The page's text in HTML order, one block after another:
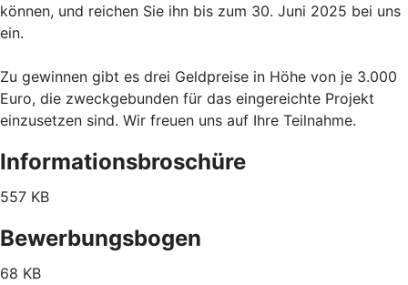
können, und reichen Sie ihn bis zum 30. Juni 2025 bei uns
ein.
Zu gewinnen gibt es drei Geldpreise in Höhe von je 3.000
Euro, die zweckgebunden für das eingereichte Projekt
einzusetzen sind. Wir freuen uns auf Ihre Teilnahme.
Informationsbroschüre
557 KB
Bewerbungsbogen
68 KB